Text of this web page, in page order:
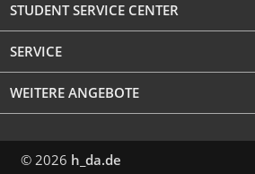
STUDENT SERVICE CENTER
SERVICE
WEITERE ANGEBOTE
© 2026 h_da.de